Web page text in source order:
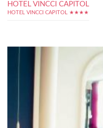
HOTEL VINCCI CAPITOL
HOTEL VINCCI CAPITOL ★★★★